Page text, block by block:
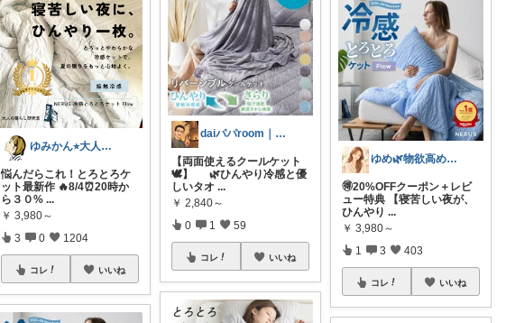
ゆみかん⭐︎大人の暮らし研究室
悩んだらこれ！とろとろケ
ット最新作 🔥8/4⏰20時か
ら３０% ...
￥ 3,980～
3 0 1204
コレ いいね
daiパパroom｜育児×便利グッズ
【両面使えるクールケット
🕊️】 🌿ひんやり冷感と優
しいタオ ...
￥ 2,840～
0 1 59
コレ いいね
ゆめ🌿物欲高め沼落ちアラフォー
🉐20%OFFクーポン＋レビ
ュー特典 【寝苦しい夜が、
ひんやり ...
￥ 3,980～
1 3 403
コレ いいね